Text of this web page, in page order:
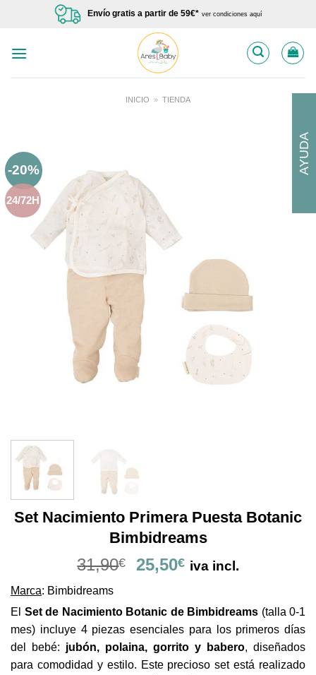
Envío gratis a partir de 59€* ver condiciones aquí
INICIO » TIENDA
-20%
24/72H
Set Nacimiento Primera Puesta Botanic
Bimbidreams
31,90€
El
era:
31,90€.
25,50€El
es:
25,50€.
iva incl.
Marca: Bimbidreams
El Set de Nacimiento Botanic de Bimbidreams (talla 0-1
mes) incluye 4 piezas esenciales para los primeros días
del bebé: jubón, polaina, gorrito y babero, diseñados
para comodidad y estilo. Este precioso set está realizado
AYUDA